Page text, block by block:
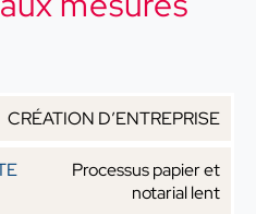
CRÉATION D’ENTREPRISE
Processus papier et
notarial lent